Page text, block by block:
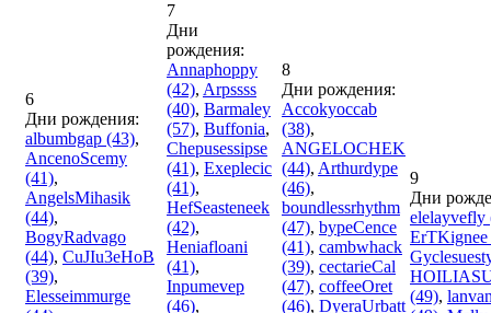
6
Дни рождения:
albumbgap (43),
AncenoScemy
(41),
AngelsMihasik
(44),
BogyRadvago
(44), CuJIu3eHoB
(39),
Elesseimmurge
7
Дни
рождения:
Annaphoppy
(42), Arpssss
(40), Barmaley
(57), Buffonia,
Chepusessipse
(41), Exeplecic
(41),
HefSeasteneek
(42),
Heniafloani
(41),
Inpumevep
(46),
8
Дни рождения:
Accokyoccab
(38),
ANGELOCHEK
(44), Arthurdype
(46),
boundlessrhythm
(47), bypeCence
(41), cambwhack
(39), cectarieCal
(47), coffeeOret
(46), DyeraUrbatt
9
Дни
elelayvefly
ErTKignee
(49),